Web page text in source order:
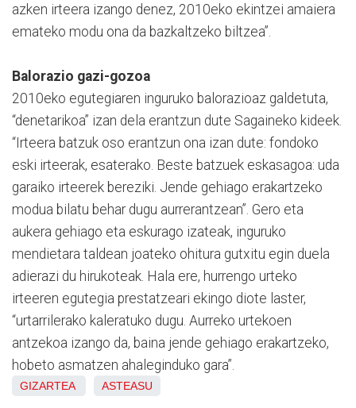
azken irteera izango denez, 2010eko ekintzei amaiera
emateko modu ona da bazkaltzeko biltzea”.
Balorazio gazi-gozoa
2010eko egutegiaren inguruko balorazioaz galdetuta,
“denetarikoa” izan dela erantzun dute Sagaineko kideek.
“Irteera batzuk oso erantzun ona izan dute: fondoko
eski irteerak, esaterako. Beste batzuek eskasagoa: uda
garaiko irteerek bereziki. Jende gehiago erakartzeko
modua bilatu behar dugu aurrerantzean”. Gero eta
aukera gehiago eta eskurago izateak, inguruko
mendietara taldean joateko ohitura gutxitu egin duela
adierazi du hirukoteak. Hala ere, hurrengo urteko
irteeren egutegia prestatzeari ekingo diote laster,
“urtarrilerako kaleratuko dugu. Aurreko urtekoen
antzekoa izango da, baina jende gehiago erakartzeko,
hobeto asmatzen ahaleginduko gara”.
GIZARTEA ASTEASU